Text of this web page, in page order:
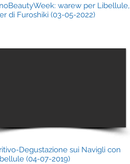
warew per Libellule,
di Furoshiki (03-05-2022)
Degustazione sui Navigli con
(04-07-2019)